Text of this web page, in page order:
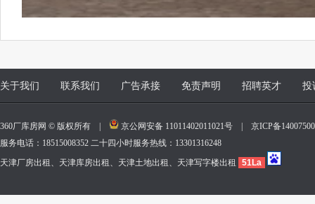
关于我们 联系我们 广告承接 免责声明 招聘英才 投
360厂库房网 © 版权所有 | 京公网安备 11011402011021号
京ICP备
服务电话：18515008352 二十四小时服务热线：13301316248
天津厂房出租、天津库房出租、天津土地出租、天津写字楼出租
51La